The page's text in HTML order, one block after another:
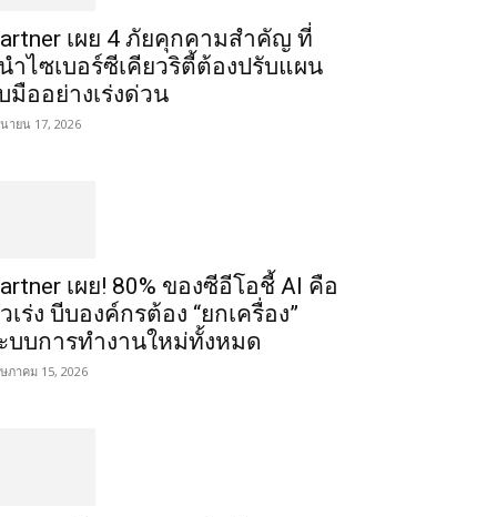
เผย 4 ภัยคุกคามสำคัญ ที่
ำไซเบอร์ซีเคียวริตี้ต้องปรับแผน
มืออย่างเร่งด่วน
ายน 17, 2026
เผย! 80% ของซีอีโอชี้ AI คือ
เร่ง บีบองค์กรต้อง “ยกเครื่อง”
บบการทำงานใหม่ทั้งหมด
ภาคม 15, 2026